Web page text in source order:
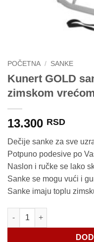
POČETNA / SANKE
Kunert GOLD
zimskom
13.300 RSD
Dečije sanke za sve
Potpuno podesive po
Naslon i ručke se lako
Sanke se mogu vući i
Sanke imaju toplu
Kunert GOLD sanke sa